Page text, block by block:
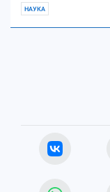
НАУКА